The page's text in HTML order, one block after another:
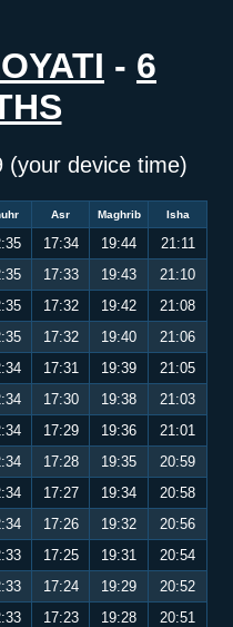
- 6
(your device time)
Asr Maghrib Isha
17:34 19:44
21:11
17:33 19:43
21:10
17:32 19:42
21:08
17:32 19:40
21:06
17:31 19:39
21:05
17:30 19:38
21:03
17:29 19:36
21:01
17:28 19:35
20:59
17:27 19:34
20:58
17:26 19:32
20:56
17:25 19:31
20:54
17:24 19:29
20:52
17:23 19:28
20:51